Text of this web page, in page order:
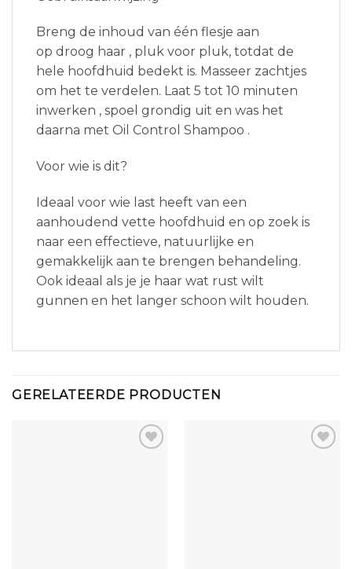
Breng de inhoud van één flesje aan
op droog haar , pluk voor pluk, totdat de
hele hoofdhuid bedekt is. Masseer zachtjes
om het te verdelen. Laat 5 tot 10 minuten
inwerken , spoel grondig uit en was het
daarna met Oil Control Shampoo .
Voor wie is dit?
Ideaal voor wie last heeft van een
aanhoudend vette hoofdhuid en op zoek is
naar een effectieve, natuurlijke en
gemakkelijk aan te brengen behandeling.
Ook ideaal als je je haar wat rust wilt
gunnen en het langer schoon wilt houden.
GERELATEERDE PRODUCTEN